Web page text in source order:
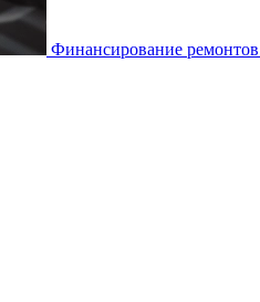
Финансирование ремонтов